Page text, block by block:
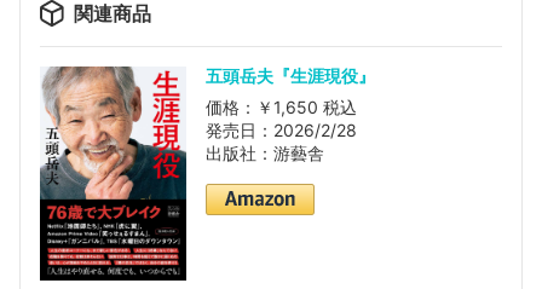
関連商品
五頭岳夫『生涯現役』
価格：￥1,650 税込
発売日：2026/2/28
出版社：游藝舎